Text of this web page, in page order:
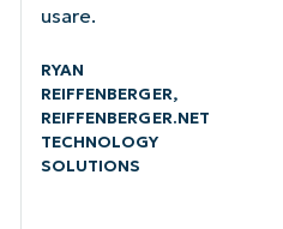
usare.
RYAN
REIFFENBERGER,
REIFFENBERGER.NET
TECHNOLOGY
SOLUTIONS